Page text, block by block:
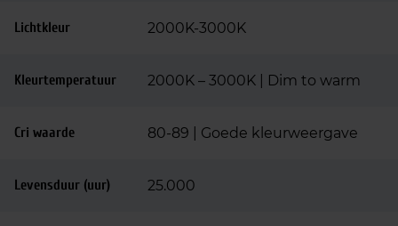
Lichtkleur 2000K-3000K
Kleurtemperatuur 2000K – 3000K | Dim to warm
Cri waarde 80-89 | Goede kleurweergave
Levensduur (uur) 25.000